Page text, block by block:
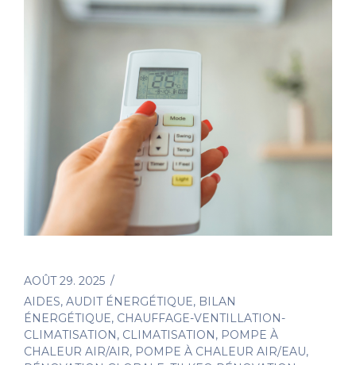
AOÛT 29. 2025
AIDES, AUDIT ÉNERGÉTIQUE, BILAN
ÉNERGÉTIQUE, CHAUFFAGE-VENTILLATION-
CLIMATISATION, CLIMATISATION, POMPE À
CHALEUR AIR/AIR, POMPE À CHALEUR AIR/EAU,